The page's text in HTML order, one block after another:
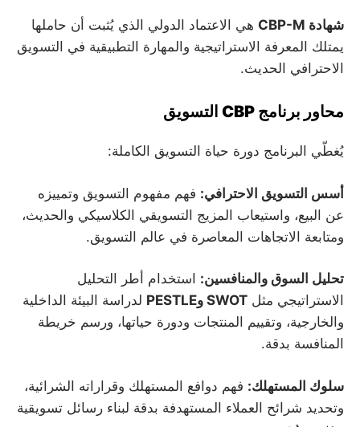
شهادة CBP-M
هي الاعتماد الدولي الذي يُثبت أن حاملها
يمتلك المعرفة الاستراتيجية والمهارة التطبيقية في التسويق
الاحترافي الحديث.
محاور برنامج CBP التسويق
يُغطّي البرنامج دورة حياة التسويق الكاملة:
أسس التسويق الاحترافي: فهم مفهوم التسويق وتمييزه
عن البيع، واستيعاب المزيج التسويقي الكلاسيكي والحديث،
ومتابعة الاتجاهات المعاصرة في عالم التسويق.
تحليل السوق والمنافسين: استخدام أطر التحليل
الاستراتيجي مثل SWOT وPESTLE
لدراسة البيئة الداخلية
والخارجية، وتقييم المنتجات ودورة حياتها، ورسم خريطة
المنافسة بدقة.
سلوك المستهلك: فهم دوافع المستهلك وقراراته الشرائية،
وتحديد شرائح العملاء المستهدفة بدقة لبناء رسائل تسويقية